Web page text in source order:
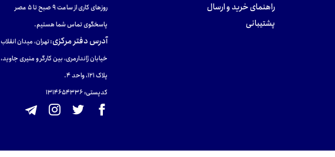
راهنمای خرید و ارسال
پشتیبانی
روزهای کاری از ساعت ۹ صبح تا ۵ عصر
پاسخگوی تماس شما هستیم.
آدرس دفتر مرکزی:تهران، میدان انقلاب
خیابان ژاندارمری، بین کارگر و منیری جاوید،
پلاک 121، واحد ۴.
کدپستی: 131465433۶